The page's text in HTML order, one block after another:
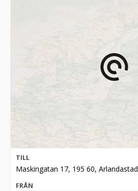
TILL
Maskingatan 17, 195 60, Arlandastad
FRÅN